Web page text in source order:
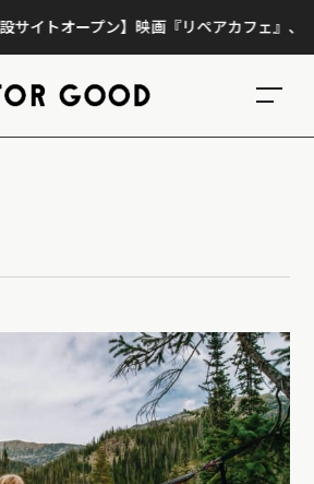
トオープン】映画『リペアカフェ』、上映